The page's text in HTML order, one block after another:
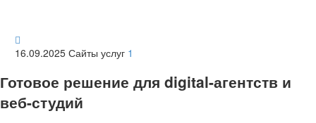

16.09.2025 Сайты услуг 1
Готовое решение для digital-агентств и
веб-студий